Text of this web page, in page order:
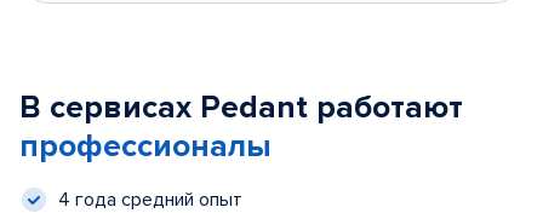
В сервисах Pedant работают
профессионалы
4 года средний опыт